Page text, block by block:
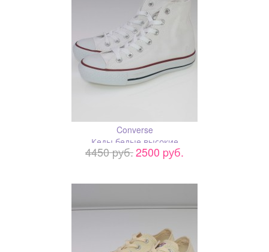
Converse
Кеды белые высокие
4450 pуб.2500 pуб.